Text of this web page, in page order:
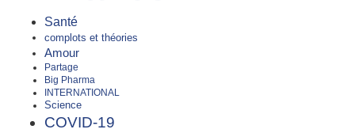
Santé
complots et théories
Amour
Partage
Big Pharma
INTERNATIONAL
Science
COVID-19